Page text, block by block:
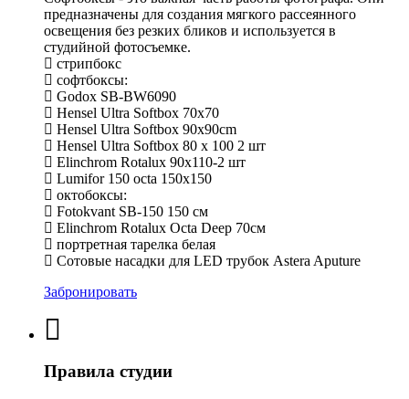
предназначены для создания мягкого рассеянного
освещения без резких бликов и используется в
студийной фотосъемке.
стрипбокс
софтбоксы:
Godox SB-BW6090
Hensel Ultra Softbox 70х70
Hensel Ultra Softbox 90x90cm
Hensel Ultra Softbox 80 x 100 2 шт
Elinchrom Rotalux 90х110-2 шт
Lumifor 150 octa 150x150
октобоксы:
Fotokvant SB-150 150 см
Elinchrom Rotalux Octa Deep 70см
портретная тарелка белая
Сотовые насадки для LED трубок Astera Aputure
Забронировать
Правила студии